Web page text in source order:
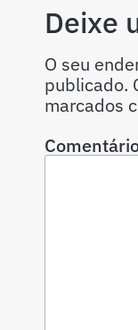
Deixe
O seu
publicado.
marcados